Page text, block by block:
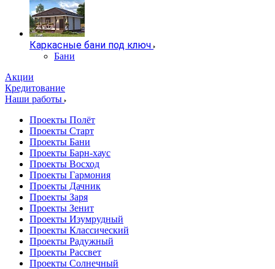
Каркасные бани под ключ
Бани
Акции
Кредитование
Наши работы
Проекты Полёт
Проекты Старт
Проекты Бани
Проекты Барн-хаус
Проекты Восход
Проекты Гармония
Проекты Дачник
Проекты Заря
Проекты Зенит
Проекты Изумрудный
Проекты Классический
Проекты Радужный
Проекты Рассвет
Проекты Солнечный